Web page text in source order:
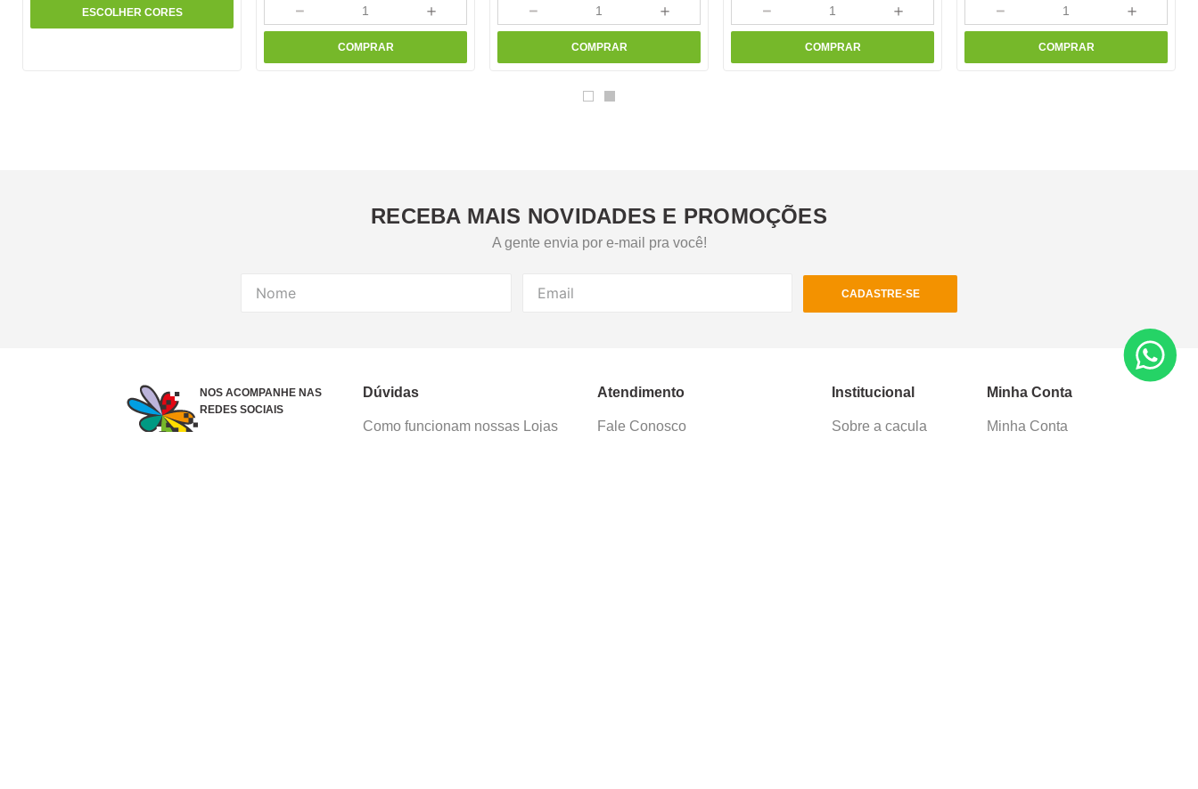
ESCOLHER CORES ＋
－
COMPRAR
＋
－
COMPRAR
＋
－
COMPRAR
＋
－
COMPRAR
RECEBA MAIS NOVIDADES E PROMOÇÕES
A gente envia por e-mail pra você!
CADASTRE-SE
NOS ACOMPANHE NAS
REDES SOCIAIS
Dúvidas
Como funcionam nossas Lojas
Atendimento
Fale Conosco
Institucional
Sobre a caçula
Minha Conta
Minha Conta